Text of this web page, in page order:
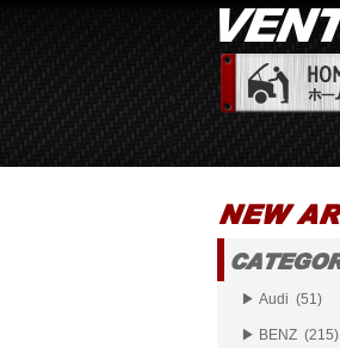
▶ Audi (51)
▶ BENZ (215)